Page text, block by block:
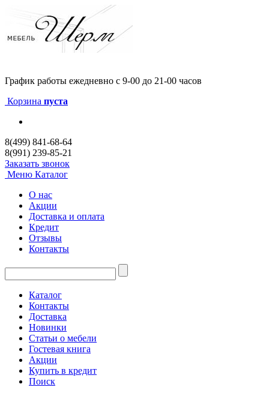
График работы ежедневно с 9-00 до 21-00 часов
Корзина пуста
8(499) 841-68-64
8(991) 239-85-21
Заказать звонок
Меню Каталог
О нас
Акции
Доставка и оплата
Кредит
Отзывы
Контакты
Каталог
Контакты
Доставка
Новинки
Статьи о мебели
Гостевая книга
Акции
Купить в кредит
Поиск